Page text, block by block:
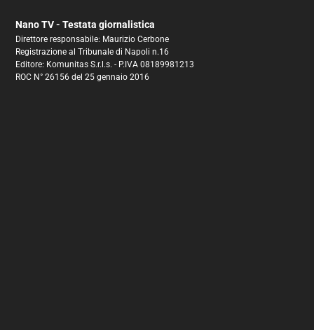
Nano TV - Testata giornalistica
Direttore responsabile: Maurizio Cerbone
Registrazione al Tribunale di Napoli n.16
Editore: Komunitas S.r.l.s. - P.IVA 08189981213
ROC N° 26156 del 25 gennaio 2016